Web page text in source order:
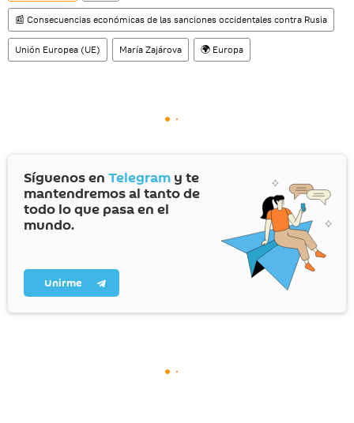
📰 Consecuencias económicas de las sanciones occidentales contra Rusia
Unión Europea (UE) María Zajárova 🌍 Europa
Síguenos en Telegram y te
mantendremos al tanto de
todo lo que pasa en el
mundo.
Unirme